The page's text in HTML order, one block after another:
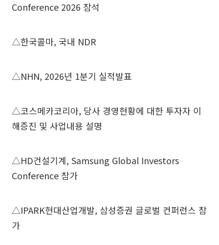
Conference 2026 참석
△한국콜마, 국내 NDR
△NHN, 2026년 1분기 실적발표
△코스메카코리아, 당사 경영현황에 대한 투자자 이
해증진 및 사업내용 설명
△HD건설기계, Samsung Global Investors
Conference 참가
△IPARK현대산업개발, 삼성증권 글로벌 컨퍼런스 참
가